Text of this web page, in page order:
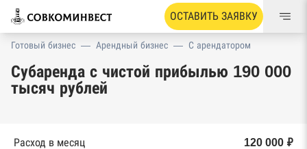
ОСТАВИТЬ ЗАЯВКУ
Готовый бизнес — Арендный бизнес — С арендатором
Субаренда с чистой прибылью 190 000
тысяч рублей
Расход в месяц
120 000 ₽